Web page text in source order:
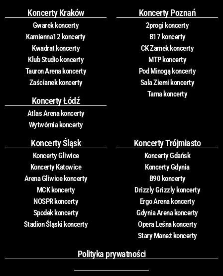
Koncerty Kraków
Gwarek koncerty
Kamienna12 koncerty
Kwadrat koncerty
Klub Studio koncerty
Tauron Arena koncerty
Zaścianek koncerty
Koncerty Łódź
Atlas Arena koncerty
Wytwórnia koncerty
Koncerty Poznań
2progi koncerty
B17 koncerty
CK Zamek koncerty
MTP koncerty
Pod Minogą koncerty
Sala Ziemi koncerty
Tama koncerty
Koncerty Śląsk
Koncerty Gliwice
Koncerty Katowice
Arena Gliwice koncerty
MCK koncerty
NOSPR koncerty
Spodek koncerty
Stadion Śląski koncerty
Koncerty Trójmiasto
Koncerty Gdańsk
Koncerty Gdynia
B90 koncerty
Drizzly Grizzly koncerty
Ergo Arena koncerty
Gdynia Arena koncerty
Opera Leśna koncerty
Stary Maneż koncerty
Polityka prywatności